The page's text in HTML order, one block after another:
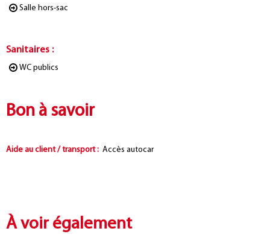
Salle hors-sac
Sanitaires :
WC publics
Bon à savoir
Aide au client / transport: Accès autocar
À voir également